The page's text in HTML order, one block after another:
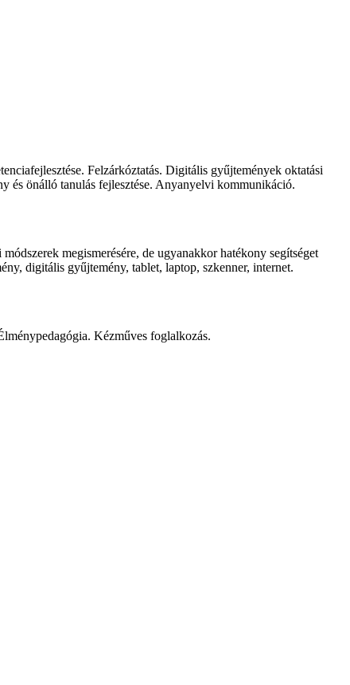
Felzárkóztatás. Digitális gyűjtemények oktatási
és önálló tanulás fejlesztése. Anyanyelvi kommunikáció.
megismerésére, de ugyanakkor hatékony segítséget
digitális gyűjtemény, tablet, laptop, szkenner, internet.
Kézműves foglalkozás.